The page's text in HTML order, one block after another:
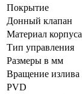
Покрытие
Донный клапан
Материал корпуса
Тип управления
Размеры в мм
Вращение излива
PVD